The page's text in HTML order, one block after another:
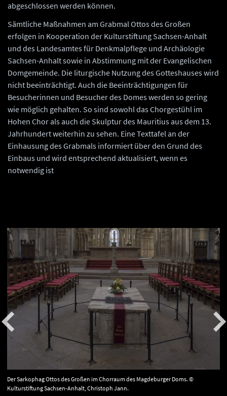
abgeschlossen werden können.
Sämtliche Maßnahmen am Grabmal Ottos des Großen
erfolgen in Kooperation der Kulturstiftung Sachsen-Anhalt
und des Landesamtes für Denkmalpflege und Archäologie
Sachsen-Anhalt sowie in Abstimmung mit der Evangelischen
Domgemeinde. Die liturgische Nutzung des Gotteshauses wird
nicht beeinträchtigt. Auch die Beeinträchtigungen für
Besucherinnen und Besucher des Domes werden so gering
wie möglich gehalten. So sind sowohl das Chorgestühl im
Hohen Chor als auch die Skulptur des Mauritius aus dem 13.
Jahrhundert weiterhin zu sehen. Eine Texttafel an der
Einhausung des Grabmals informiert über den Grund des
Einbaus und wird entsprechend aktualisiert, wenn es
notwendig ist
Der Sarkophag Ottos des Großen im Chorraum des Magdeburger Doms. ©
Kulturstiftung Sachsen-Anhalt, Christoph Jann.